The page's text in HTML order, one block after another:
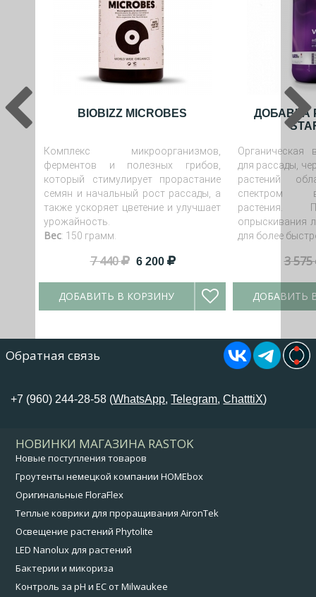
BIOBIZZ MICROBES
Комплекс микроорганизмов,
ферментов и полезных грибов,
который стимулирует прорастание
семян и начальный рост рассады, а
также ускоряет цветение и улучшает
урожайность.
Вес: 150 грамм.
7 440 6 200
ДОБАВИТЬ В КОРЗИНУ
ДОБАВКА
Органическая
для рассады,
растений
спектром
растения.
опрыскивания
для более
3 575
ДОБАВИТЬ
Обратная связь
+7 (960) 244-28-58 (WhatsApp,Telegram,ChatttiX)
НОВИНКИ МАГАЗИНА RASTOK
Новые поступления товаров
Гроутенты немецкой компании HOMEbox
Оригинальные FloraFlex
Теплые коврики для проращивания AironTek
Освещение растений Phytolite
LED Nanolux для растений
Бактерии и микориза
Контроль за pH и EC от Milwaukee